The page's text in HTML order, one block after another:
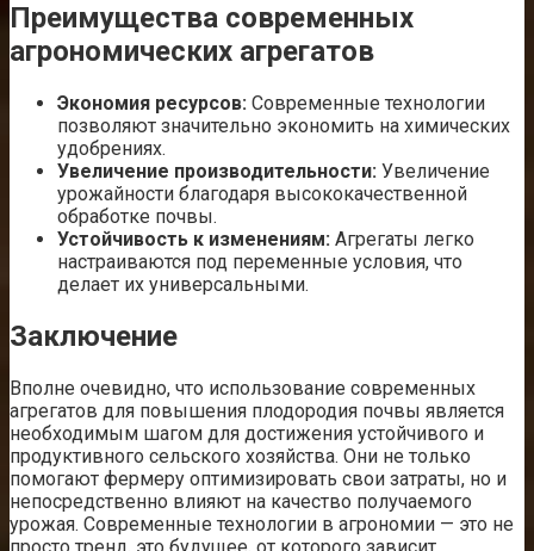
Преимущества современных
агрономических агрегатов
Экономия ресурсов: Современные технологии
позволяют значительно экономить на химических
удобрениях.
Увеличение производительности: Увеличение
урожайности благодаря высококачественной
обработке почвы.
Устойчивость к изменениям: Агрегаты легко
настраиваются под переменные условия, что
делает их универсальными.
Заключение
Вполне очевидно, что использование современных
агрегатов для повышения плодородия почвы является
необходимым шагом для достижения устойчивого и
продуктивного сельского хозяйства. Они не только
помогают фермеру оптимизировать свои затраты, но и
непосредственно влияют на качество получаемого
урожая. Современные технологии в агрономии — это не